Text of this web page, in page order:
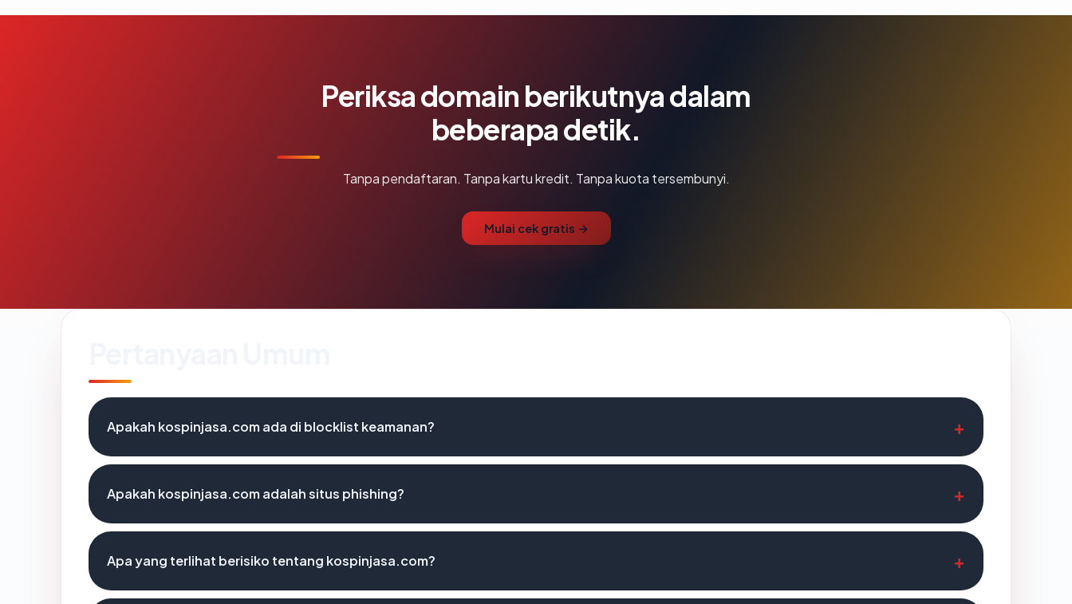
Periksa domain berikutnya dalam
beberapa detik.
Tanpa pendaftaran. Tanpa kartu kredit. Tanpa kuota tersembunyi.
Mulai cek gratis →
Apakah kospinjasa.com ada di blocklist keamanan?
Apakah kospinjasa.com adalah situs phishing?
Apa yang terlihat berisiko tentang kospinjasa.com?